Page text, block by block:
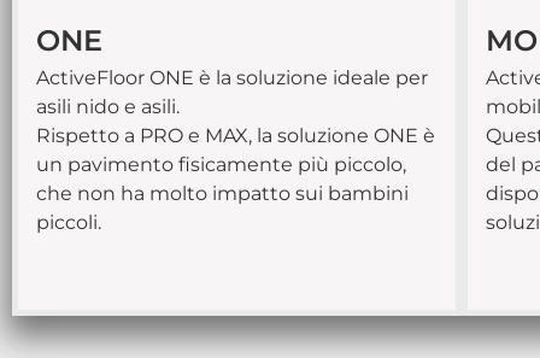
ONE
ActiveFloor ONE è la soluzione ideale per
asili nido e asili.
Rispetto a PRO e MAX, la soluzione ONE è
un pavimento fisicamente più piccolo,
che non ha molto impatto sui bambini
piccoli.
del